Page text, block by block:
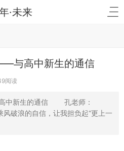
·未来
与高中新生的通信
阅读
中新生的通信 孔老师：
浪的自信，让我担负起“更上一